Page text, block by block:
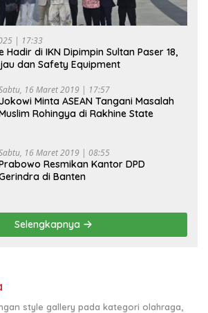
| 17:33
Hadir di IKN Dipimpin Sultan Paser 18,
dan Safety Equipment
16 Maret 2019 | 17:57
Jokowi Minta ASEAN Tangani Masalah
Rohingya di Rakhine State
16 Maret 2019 | 08:55
Resmikan Kantor DPD
di Banten
Selengkapnya
style gallery pada kategori olahraga,